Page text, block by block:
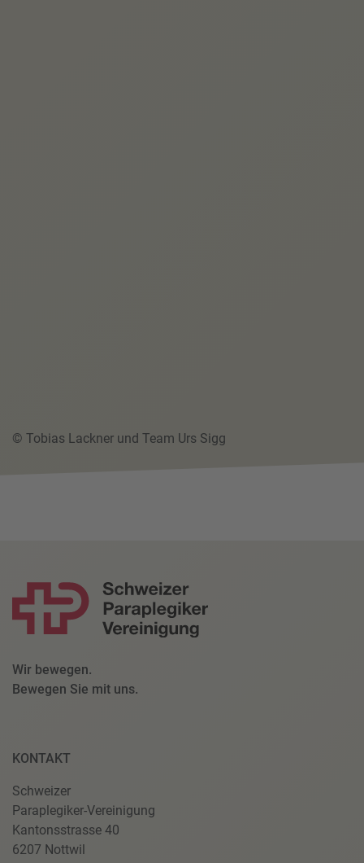
© Tobias Lackner und Team Urs Sigg
Wir bewegen.
Bewegen Sie mit uns.
KONTAKT
Schweizer
Paraplegiker-Vereinigung
Kantonsstrasse 40
6207 Nottwil